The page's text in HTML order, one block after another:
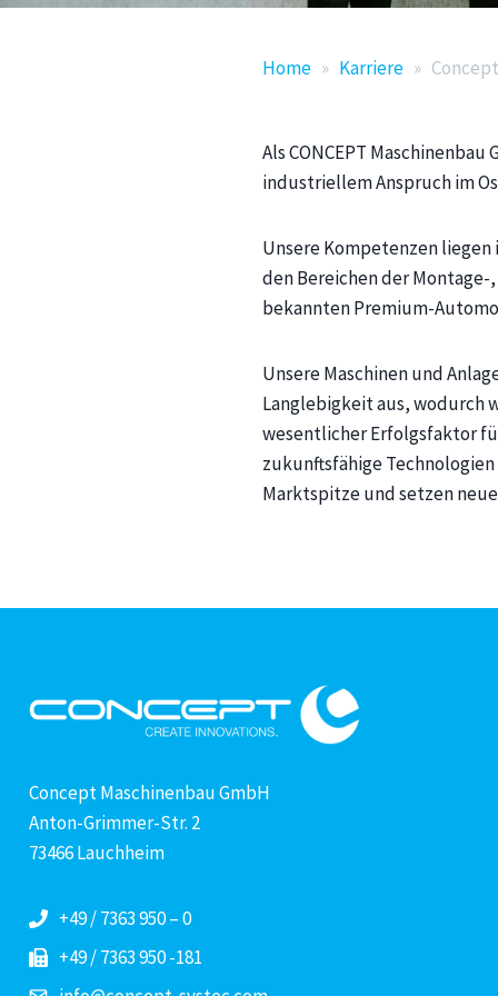
Home » Karriere »
Als CONCEPT
industriellem Anspruch im
Unsere Kompetenzen
den Bereichen der
bekannten Premium-
Unsere Maschinen und
Langlebigkeit aus, wodurch
wesentlicher Erfolgsfaktor
zukunftsfähige
Marktspitze und setzen
Concept Maschinenbau GmbH
Anton-Grimmer-Str. 2
73466 Lauchheim
+49 / 7363 950 – 0
+49 / 7363 950 -181